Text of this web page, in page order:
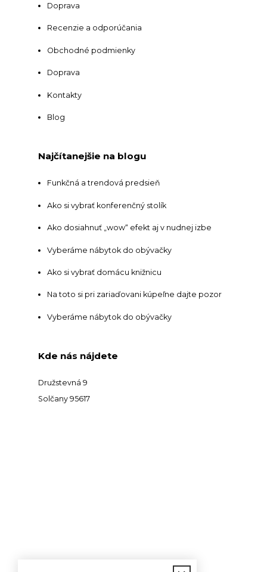
Doprava
Recenzie a odporúčania
Obchodné podmienky
Doprava
Kontakty
Blog
Najčítanejšie na blogu
Funkčná a trendová predsieň
Ako si vybrať konferenčný stolík
Ako dosiahnuť „wow“ efekt aj v nudnej izbe
Vyberáme nábytok do obývačky
Ako si vybrať domácu knižnicu
Na toto si pri zariaďovani kúpeľne dajte pozor
Vyberáme nábytok do obývačky
Kde nás nájdete
Družstevná 9
Solčany 95617